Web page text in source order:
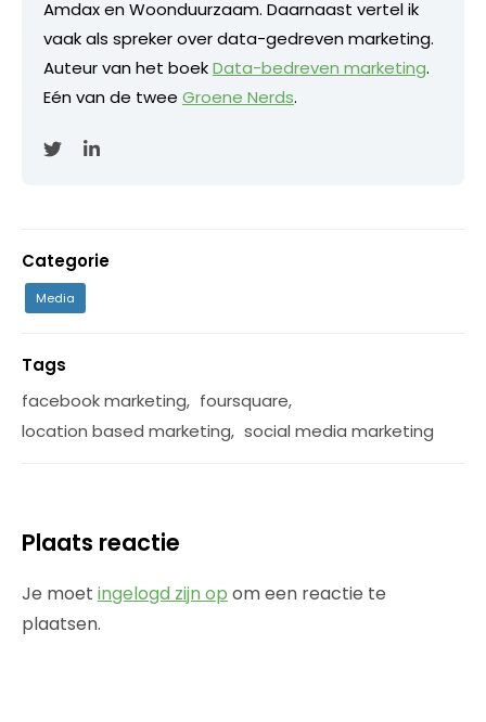
Amdax en Woonduurzaam. Daarnaast vertel ik
vaak als spreker over data-gedreven marketing.
Auteur van het boekData-bedreven marketing.
Eén van de twee Groene Nerds.
Categorie
Media
Tags
facebook marketing, foursquare,
location based marketing, social media marketing
Plaats reactie
Je moet ingelogd zijn op om een reactie te
plaatsen.